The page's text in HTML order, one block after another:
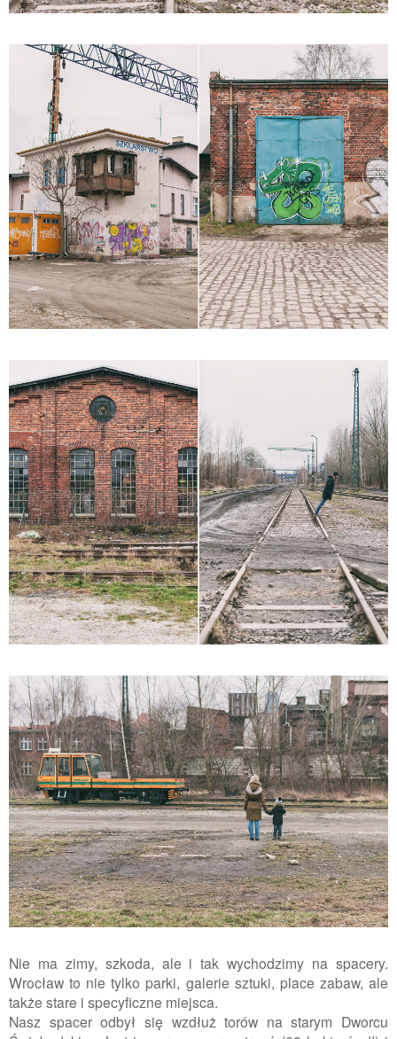
Nie ma zimy, szkoda, ale i tak wychodzimy na spacery.
Wrocław to nie tylko parki, galerie sztuki, place zabaw, ale
także stare i specyficzne miejsca.
Nasz spacer odbył się wzdłuż torów na starym Dworcu